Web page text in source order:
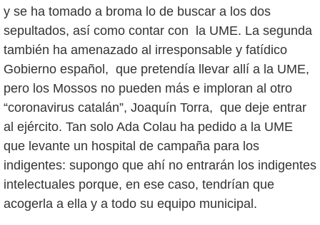
y se ha tomado a broma lo de buscar a los dos
sepultados, así como contar con la UME. La segunda
también ha amenazado al irresponsable y fatídico
Gobierno español, que pretendía llevar allí a la UME,
pero los Mossos no pueden más e imploran al otro
“coronavirus catalán”, Joaquín Torra, que deje entrar
al ejército. Tan solo Ada Colau ha pedido a la UME
que levante un hospital de campaña para los
indigentes: supongo que ahí no entrarán los indigentes
intelectuales porque, en ese caso, tendrían que
acogerla a ella y a todo su equipo municipal.